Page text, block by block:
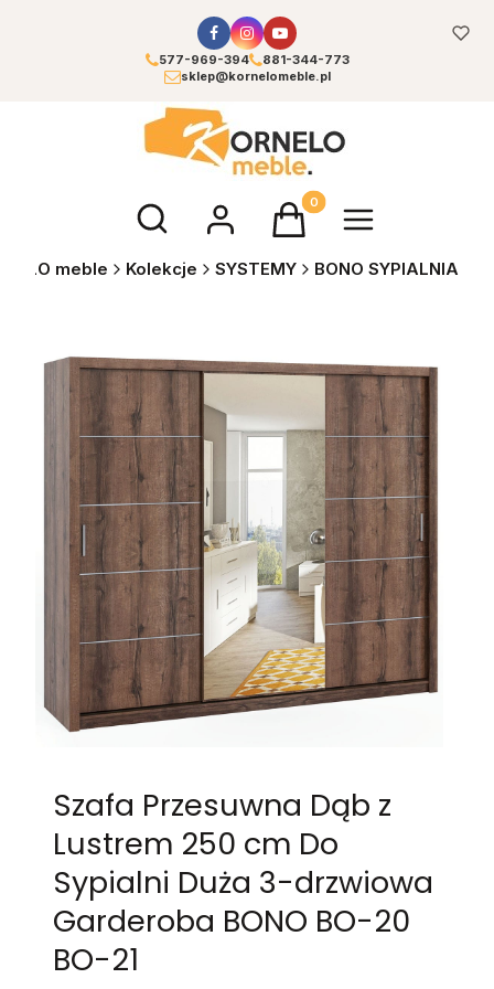
577-969-394
881-344-773
sklep@kornelomeble.pl
Otwórz wyszukiwarkęProdukty w koszyku: 0.
meble Kolekcje SYSTEMY BONO SYPIALNIA
Szafa Przesuwna Dąb z
Lustrem 250 cm Do
Sypialni Duża 3-drzwiowa
Garderoba BONO BO-20
BO-21